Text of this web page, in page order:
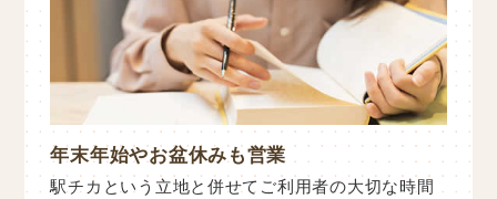
年末年始やお盆休みも営業
駅チカという立地と併せてご利用者の大切な時間